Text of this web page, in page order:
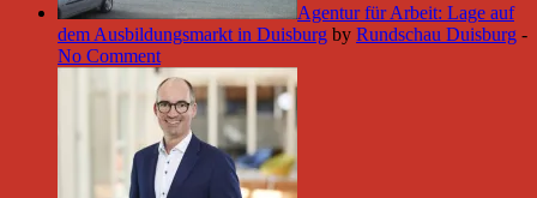
Agentur für Arbeit: Lage auf
dem Ausbildungsmarkt in Duisburg by Rundschau Duisburg -
No Comment